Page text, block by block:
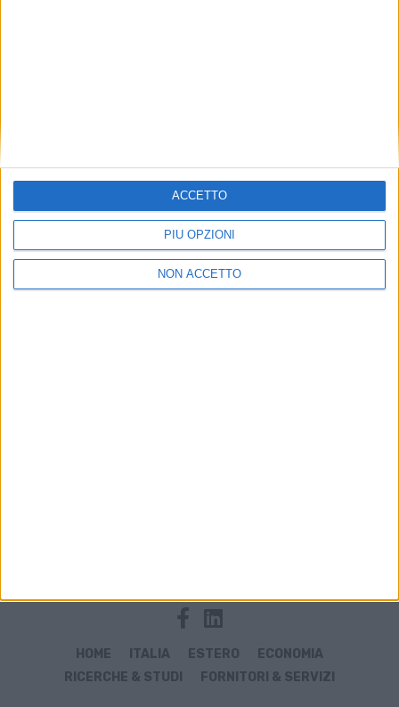
PIÙ OPZIONI
NON ACCETTO
ACCETTO
HOME ITALIA ESTERO
ECONOMIA
RICERCHE & STUDI
FORNITORI & SERVIZI